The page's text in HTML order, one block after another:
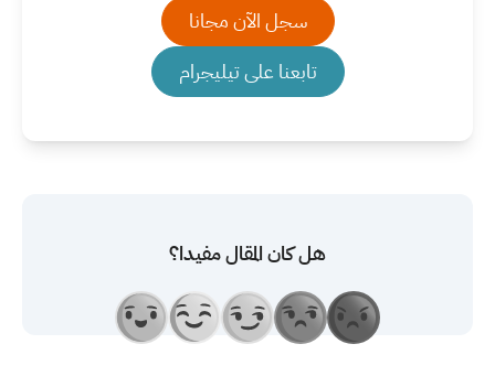
سجل الآن مجانا
تابعنا على تيليجرام
هل كان المقال مفيدا؟